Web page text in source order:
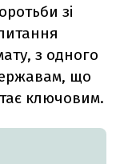
зі
з одного
що
ключовим.